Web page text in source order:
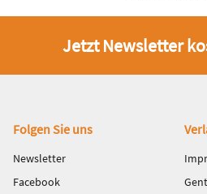
Jetzt Newsletter
Fußbereich
Folgen Sie uns
Newsletter
Facebook